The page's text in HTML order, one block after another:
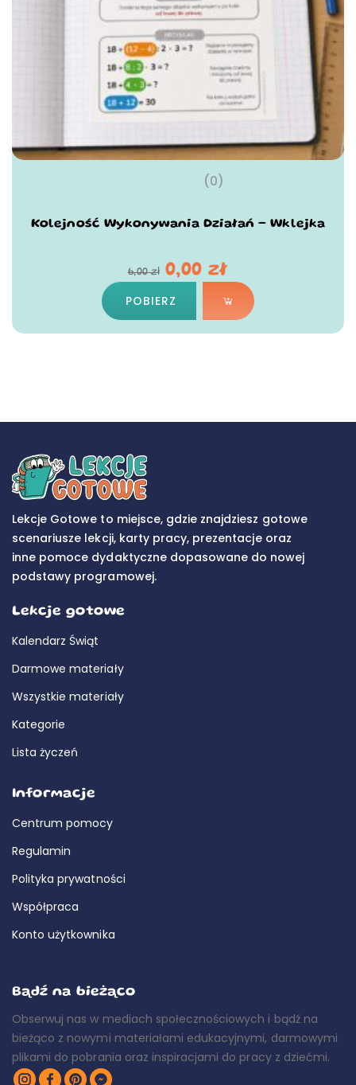
(0)
Kolejność Wykonywania Działań – Wklejka
6,00zł 0,00zł
POBIERZ
Lekcje Gotowe to miejsce, gdzie znajdziesz gotowe
scenariusze lekcji, karty pracy, prezentacje oraz
inne pomoce dydaktyczne dopasowane do nowej
podstawy programowej.
Lekcje gotowe
Kalendarz Świąt
Darmowe materiały
Wszystkie materiały
Kategorie
Lista życzeń
Informacje
Centrum pomocy
Regulamin
Polityka prywatności
Współpraca
Konto użytkownika
Bądź na bieżąco
Obserwuj nas w mediach społecznościowych i bądź na
bieżąco z nowymi materiałami edukacyjnymi, darmowymi
plikami do pobrania oraz inspiracjami do pracy z dziećmi.